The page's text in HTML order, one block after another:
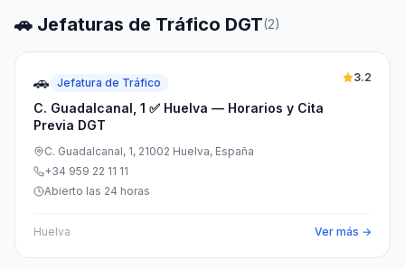
🚗 Jefaturas de Tráfico DGT(2)
🚗 Jefatura de Tráfico
C. Guadalcanal, 1 ✅ Huelva — Horarios y Cita
Previa DGT
3.2
C. Guadalcanal, 1, 21002 Huelva, España
+34 959 22 11 11
Abierto las 24 horas
Huelva Ver más →